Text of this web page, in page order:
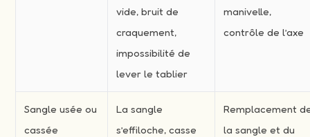
vide, bruit de
craquement,
impossibilité de
lever le tablier
manivelle,
contrôle de l’axe
Sangle usée ou
cassée
La sangle
s’effiloche, casse
Remplacement
la sangle et du